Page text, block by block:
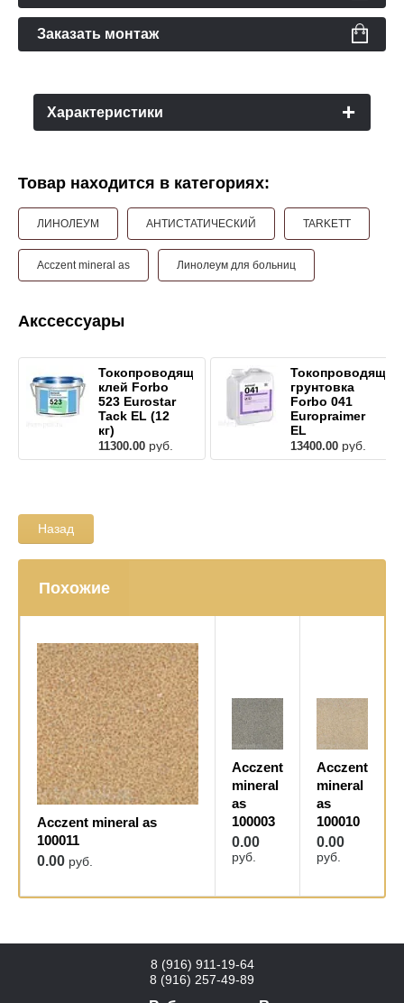
Заказать монтаж
Характеристики
Товар находится в категориях:
ЛИНОЛЕУМ АНТИСТАТИЧЕСКИЙ TARKETT
Acczent mineral as Линолеум для больниц
Акссессуары
Токопроводящий
клей Forbo
523 Eurostar
Tack EL (12
кг)
11300.00 руб.
Токопроводящая
грунтовка
Forbo 041
Europraimer
EL
13400.00 руб.
Назад
Похожие
Acczent mineral as
100011
0.00 руб.
Acczent
mineral
as
100003
0.00
руб.
Acczent
mineral
as
100010
0.00
руб.
8 (916) 911-19-64
8 (916) 257-49-89